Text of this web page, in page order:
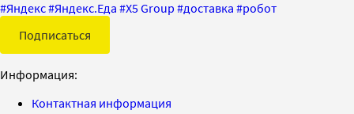
#Яндекс#Яндекс.Еда #X5 Group #доставка #робот
Подписаться
Информация:
Контактная информация